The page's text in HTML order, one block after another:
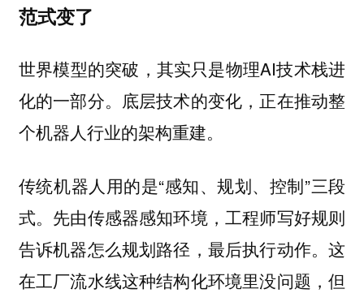
范式变了
世界模型的突破，其实只是物理AI技术栈进
化的一部分。底层技术的变化，正在推动整
个机器人行业的架构重建。
传统机器人用的是“感知、规划、控制”三段
式。先由传感器感知环境，工程师写好规则
告诉机器怎么规划路径，最后执行动作。这
在工厂流水线这种结构化环境里没问题，但